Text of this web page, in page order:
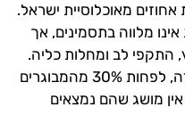
מאוכלוסיית ישראל.
מלווה בתסמינים, אך
התקפי לב ומחלות כליה.
על פי נתונים עדכניים, בישראל לבדה, לפחות 30% מהמבוגרים
מושג שהם נמצאים